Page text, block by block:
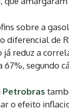
sobre a
diferencial de
já reduz a
67%, segundo
Petrobras
o efeito